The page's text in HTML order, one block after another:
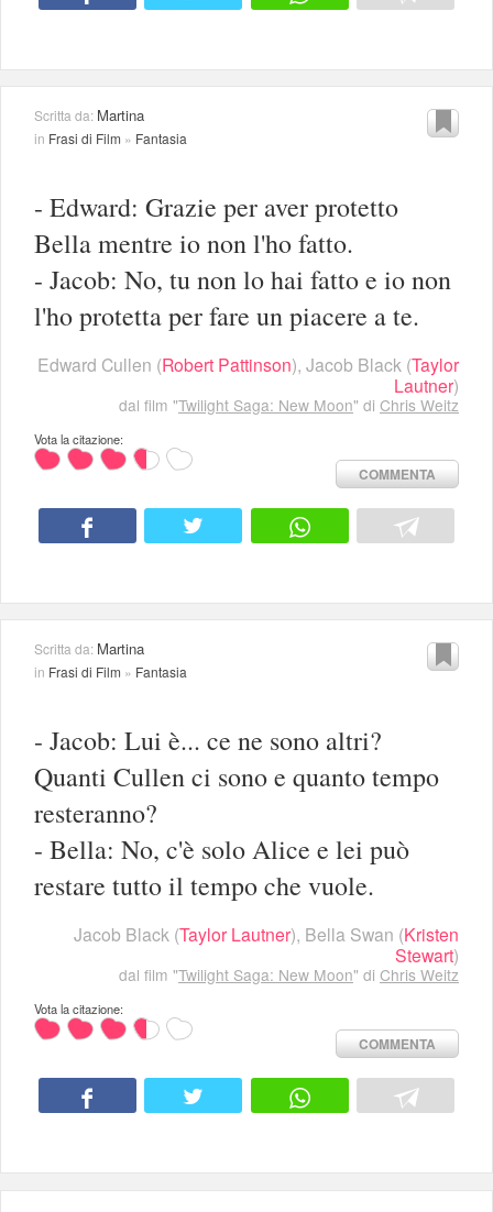
Scritta da: Martina
in Frasi di Film » Fantasia
- Edward: Grazie per aver protetto
Bella mentre io non l'ho fatto.
- Jacob: No, tu non lo hai fatto e io non
l'ho protetta per fare un piacere a te.
Edward Cullen (Robert Pattinson), Jacob Black (Taylor
Lautner)
dal film "Twilight Saga: New Moon" di Chris Weitz
Vota la citazione:
COMMENTA
Scritta da: Martina
in Frasi di Film » Fantasia
- Jacob: Lui è... ce ne sono altri?
Quanti Cullen ci sono e quanto tempo
resteranno?
- Bella: No, c'è solo Alice e lei può
restare tutto il tempo che vuole.
Jacob Black (Taylor Lautner), Bella Swan (Kristen
Stewart)
dal film "Twilight Saga: New Moon" di Chris Weitz
Vota la citazione:
COMMENTA